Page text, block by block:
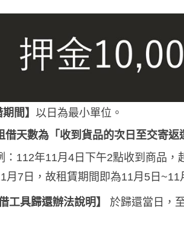
期間】以日為最小單位。
借天數為「收到貨品的次日至交寄
：112年11月4日下午2點收到商品
月7日，故租賃期間即為11月5日~11
工具歸還辦法說明】 於歸還當日，